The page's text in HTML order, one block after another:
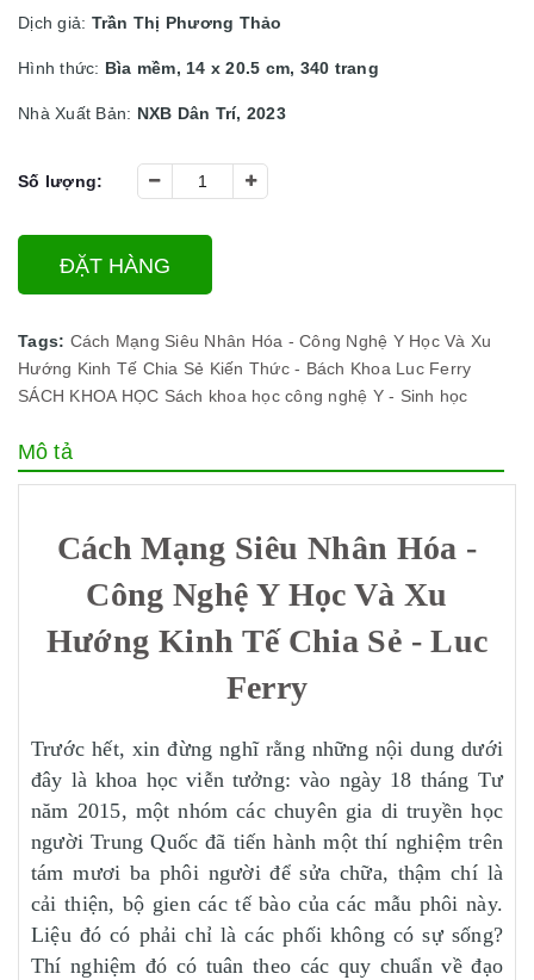
Dịch giả: Trần Thị Phương Thảo
Hình thức: Bìa mềm, 14 x 20.5 cm, 340 trang
Nhà Xuất Bản: NXB Dân Trí, 2023
Số lượng:
ĐẶT HÀNG
Tags: Cách Mạng Siêu Nhân Hóa - Công Nghệ Y Học Và Xu
Hướng Kinh Tế Chia Sẻ Kiến Thức - Bách Khoa Luc Ferry
SÁCH KHOA HỌC Sách khoa học công nghệ Y - Sinh học
Mô tả
Cách Mạng Siêu Nhân Hóa -
Công Nghệ Y Học Và Xu
Hướng Kinh Tế Chia Sẻ - Luc
Ferry
Trước hết, xin đừng nghĩ rằng những nội dung dưới
đây là khoa học viễn tưởng: vào ngày 18 tháng Tư
năm 2015, một nhóm các chuyên gia di truyền học
người Trung Quốc đã tiến hành một thí nghiệm trên
tám mươi ba phôi người để sửa chữa, thậm chí là
cải thiện, bộ gien các tế bào của các mẫu phôi này.
Liệu đó có phải chỉ là các phối không có sự sống?
Thí nghiệm đó có tuân theo các quy chuẩn về đạo